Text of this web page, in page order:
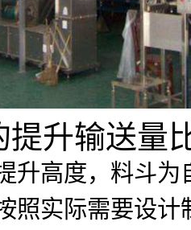
提升输送量
升高度，料斗
照实际需要设